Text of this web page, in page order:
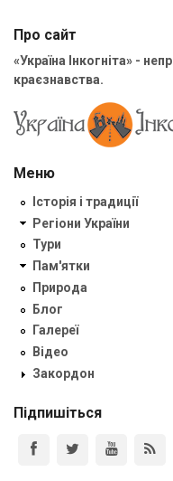
Про сайт
«Україна Інкогніта» -
краєзнавства.
Меню
Історія і традиції
Регіони України
Тури
Пам'ятки
Природа
Блог
Галереї
Відео
Закордон
Підпишіться